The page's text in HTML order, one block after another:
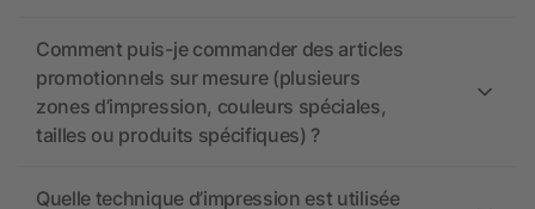
Comment puis-je commander des articles
promotionnels sur mesure (plusieurs
zones d’impression, couleurs spéciales,
tailles ou produits spécifiques) ?
Quelle technique d’impression est utilisée